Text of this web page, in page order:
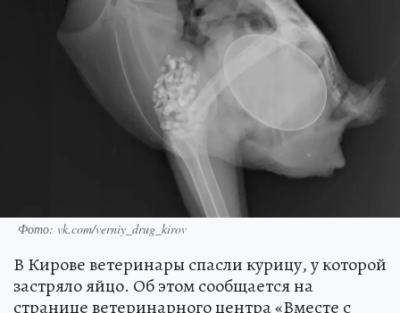
Фото: vk.com/verniy_drug_kirov
В Кирове ветеринары спасли курицу, у которой
застряло яйцо. Об этом сообщается на
странице ветеринарного центра «Вместе с